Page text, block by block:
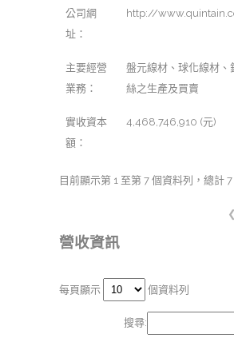
公司網
址：
http://
主要經營
業務：
盤元線材、球化線材、
絲之生產及買賣
實收資本
額：
4,468,746,910 (元)
目前顯示第 1 至第 7 個資料列，總計
❮
營收資訊
每頁顯示 個資料列
搜尋: